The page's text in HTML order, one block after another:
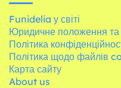
Funidelia у світі
Юридичне положення
Політика
Політика щодо файлів
Карта сайту
About us